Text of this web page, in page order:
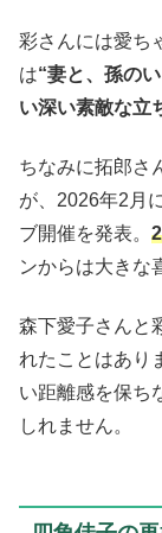
彩さんには愛ち
は“妻と、孫の
い深い素敵な立
ちなみに拓郎さ
が、2026年2月
ブ開催を発表。
ンからは大きな
森下愛子さんと
れたことはあり
い距離感を保ち
しれません。